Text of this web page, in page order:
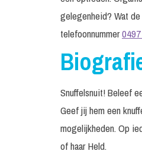
gelegenheid? Wat
telefoonnummer
Snuffelsnuit! Beleef
Geef jij hem een
mogelijkheden. Op
of haar Held.